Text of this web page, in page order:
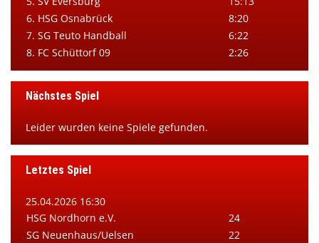
6. HSG Osnabrück
8:20
7. SG Teuto Handball
6:22
8. FC Schüttorf 09
2:26
Nächstes Spiel
Leider wurden keine Spiele gefunden.
Letztes Spiel
25.04.2026 16:30
HSG Nordhorn e.V.
24
SG Neuenhaus/Uelsen
22